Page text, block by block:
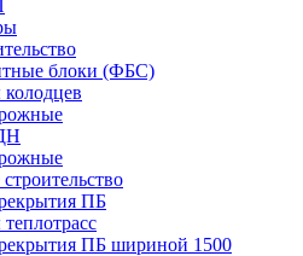
блоки (ФБС)
ПБ
ПБ шириной 1500